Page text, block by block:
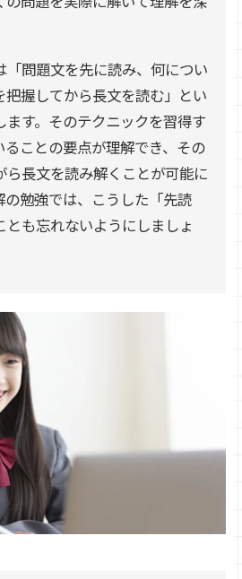
「問題文を先に読み、何につい
握してから長文を読む」とい
ます。そのテクニックを習得す
ることの要点が理解でき、その
ら長文を読み解くことが可能に
の勉強では、こうした「先読
も忘れないようにしましょ